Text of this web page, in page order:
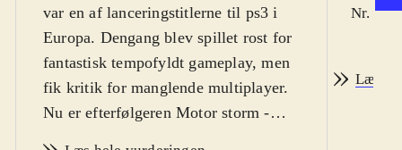
var en af lanceringstitlerne til ps3 i
Europa. Dengang blev spillet rost for
fantastisk tempofyldt gameplay, men
fik kritik for manglende multiplayer.
Nu er efterfølgeren Motor storm -
Nr. 95
Læs